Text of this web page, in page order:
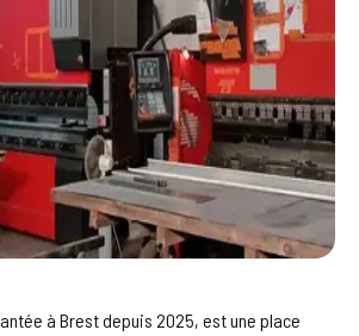
à Brest depuis 2025, est une place